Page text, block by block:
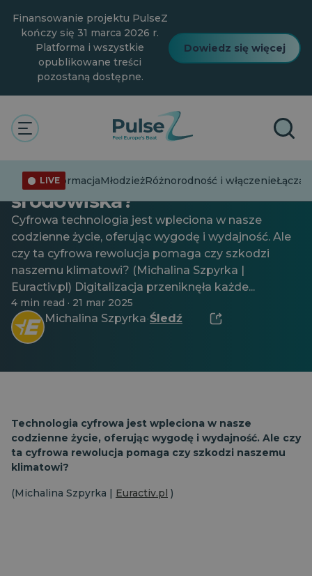
głównej
Finansowanie projektu PulseZ
kończy się 31 marca 2026 r.
Platforma i wszystkie
opublikowane treści
pozostaną dostępne.
Dowiedz się więcej
LIVE
DezinformacjaMłodzieżRóżnorodność i włączenie
Ogólne
Digitalizacja i klimat: postęp
czy zagrożenie dla
środowiska?
Cyfrowa technologia jest wpleciona w nasze
codzienne życie, oferując wygodę i wydajność. Ale
czy ta cyfrowa rewolucja pomaga czy szkodzi
naszemu klimatowi? (Michalina Szpyrka |
Euractiv.pl) Digitalizacja przeniknęła każde...
4 min read · 21 mar 2025
Michalina Szpyrka·Śledź
Technologia cyfrowa jest wpleciona w nasze
codzienne życie, oferując wygodę i wydajność. Ale czy
ta cyfrowa rewolucja pomaga czy szkodzi naszemu
klimatowi?
(Michalina Szpyrka | Euractiv.pl )